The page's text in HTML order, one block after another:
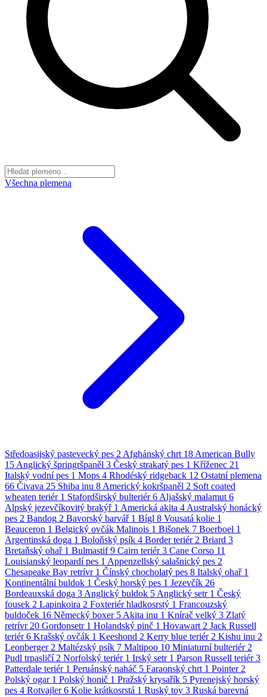
Všechna plemena
Středoasijský pastevecký pes 2 Afghánský chrt 18 American Bully
15 Anglický špringršpaněl 3 Český strakatý pes 1 Kříženec 21
Italský vodní pes 1 Mops 4 Rhodéský ridgeback 12 Ostatní plemena
66 Čivava 25 Shiba inu 8 Americký kokršpaněl 2 Soft coated
wheaten teriér 1 Stafordširský bulteriér 6 Aljašský malamut 6
Alpský jezevčíkovitý brakýř 1 Americká akita 4 Australský honácký
pes 2 Bandog 2 Bavorský barvář 1 Bígl 8 Vousatá kolie 1
Beauceron 1 Belgický ovčák Malinois 1 Bišonek 7 Boerboel 1
Argentinská doga 1 Boloňský psík 4 Border teriér 2 Briard 3
Bretaňský ohař 1 Bulmastif 9 Cairn teriér 3 Cane Corso 11
Louisianský leopardí pes 1 Appenzellský salašnický pes 2
Chesapeake Bay retrívr 1 Čínský chocholatý pes 8 Italský ohař 1
Kontinentální buldok 1 Český horský pes 1 Jezevčík 26
Bordeauxská doga 3 Anglický buldok 5 Anglický setr 1 Český
fousek 2 Lapinkoira 2 Foxteriér hladkosrstý 1 Francouzský
buldoček 16 Německý boxer 5 Akita inu 1 Knírač velký 3 Zlatý
retrívr 20 Gordonsetr 1 Holandský pinč 1 Hovawart 2 Jack Russell
teriér 6 Krašský ovčák 1 Keeshond 2 Kerry blue teriér 2 Kishu inu 2
Leonberger 2 Maltézský psík 7 Maltipoo 10 Miniaturní bulteriér 2
Pudl trpasličí 2 Norfolský teriér 1 Irský setr 1 Parson Russell teriér 3
Patterdale teriér 1 Peruánský naháč 5 Faraonský chrt 1 Pointer 2
Polský ogar 1 Polský honič 1 Pražský krysařík 5 Pyrenejský horský
pes 4 Rotvajler 6 Kolie krátkosrstá 1 Ruský toy 3 Ruská barevná